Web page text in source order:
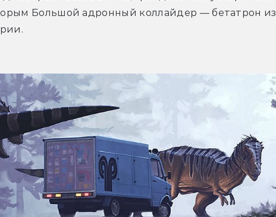
Большой адронный коллайдер — бетатрон из